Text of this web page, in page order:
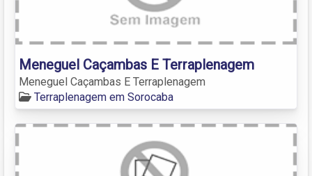
Meneguel Caçambas E Terraplenagem
Meneguel Caçambas E Terraplenagem
Terraplenagem em Sorocaba